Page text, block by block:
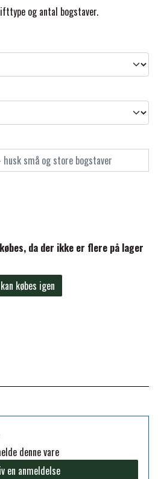
& JUNIOR
& TREATS
& TILBEHØR
& VÆRKTØJ
& TILBEHØR
LINERS & DÆKKEN
WALKER & RIDEDÆKKEN
INSEKTBESKYTTELSE
MAGNET & INFRARØD
TERAPI
GRIMER & TRÆKTOV
TRENSE & TILBEHØR
SADLER
SADELUNDERLAG
BENBESKYTTELSE
EMIN
TITANIUM®
EQUINE
HEVARI
JACKS
og antal bogstaver.
da der ikke er flere på lager
købes igen
denne vare
en anmeldelse